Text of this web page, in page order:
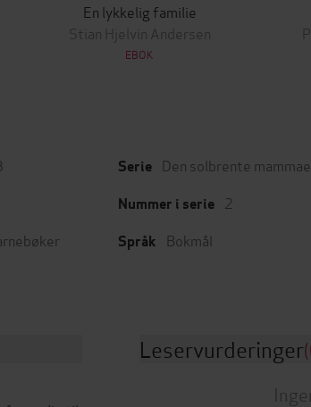
En lykkelig familie
Stian Hjelvin Andersen
EBOK
Serie Den solbrente
Nummer i serie 2
Språk Bokmål
Leservurderinger